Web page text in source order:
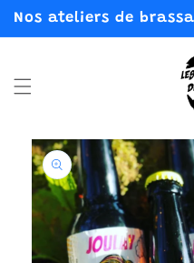
passer
au
Nos ateliers de
Passer aux
informations
produits